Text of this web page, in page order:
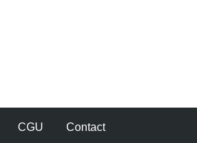
CGU Contact